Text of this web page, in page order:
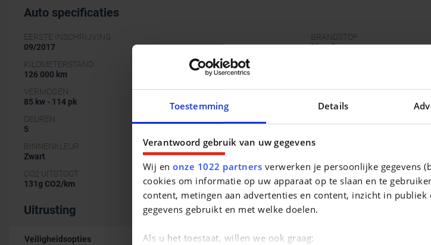
Toestemming Details
Verantwoord gebruik van uw gegevens
Wij enonze 1022 partners verwerken je persoonlijke gegevens
cookies om informatie op uw apparaat op te slaan en te
content, metingen aan advertenties en content, inzicht in
gegevens gebruikt en met welke doelen.
Als u het toestaat, willen we ook graag:
Auto specificaties
EERSTE INSCHRIJVING
09/2017
BRANDSTOF
Diesel
KILOMETERSTAND
126 000 km
VERMOGEN
85 kw - 114 pk
CC
1 496 cc
DEUREN
5
BINNENKLEUR
Zwart
INTERIEUR
CO2 UITSTOOT
131g CO2/km
METAALKLEUR
Nee
Uitrusting
Veiligheidsopties